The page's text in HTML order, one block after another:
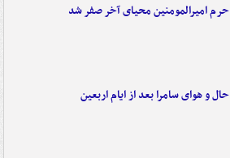
حرم امیرالمومنین محیای آخر صفر شد
حال و هوای سامرا بعد از ایام اربعین